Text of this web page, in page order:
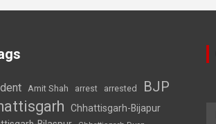
Amit Shah arrest arrested BJP
Chhattisgarh-Bijapur